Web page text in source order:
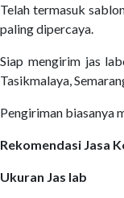
Telah termasuk
paling dipercaya.
Siap mengirim jas
Tasikmalaya,
Pengiriman biasanya
Rekomendasi Jasa
Ukuran Jas lab